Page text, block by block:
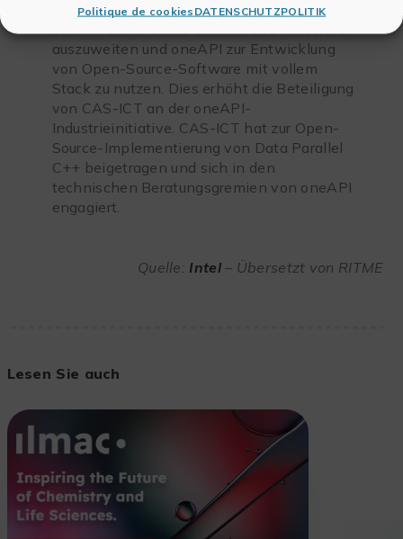
Politique de cookies DATENSCHUTZPOLITIK
Excellence, um die Unterstützung für
oneAPI auf in China entwickelte Hardware
auszuweiten und oneAPI zur Entwicklung
von Open-Source-Software mit vollem
Stack zu nutzen. Dies erhöht die Beteiligung
von CAS-ICT an der oneAPI-
Industrieinitiative. CAS-ICT hat zur Open-
Source-Implementierung von Data Parallel
C++ beigetragen und sich in den
technischen Beratungsgremien von oneAPI
engagiert.
Quelle: Intel– Übersetzt von RITME
Lesen Sie auch